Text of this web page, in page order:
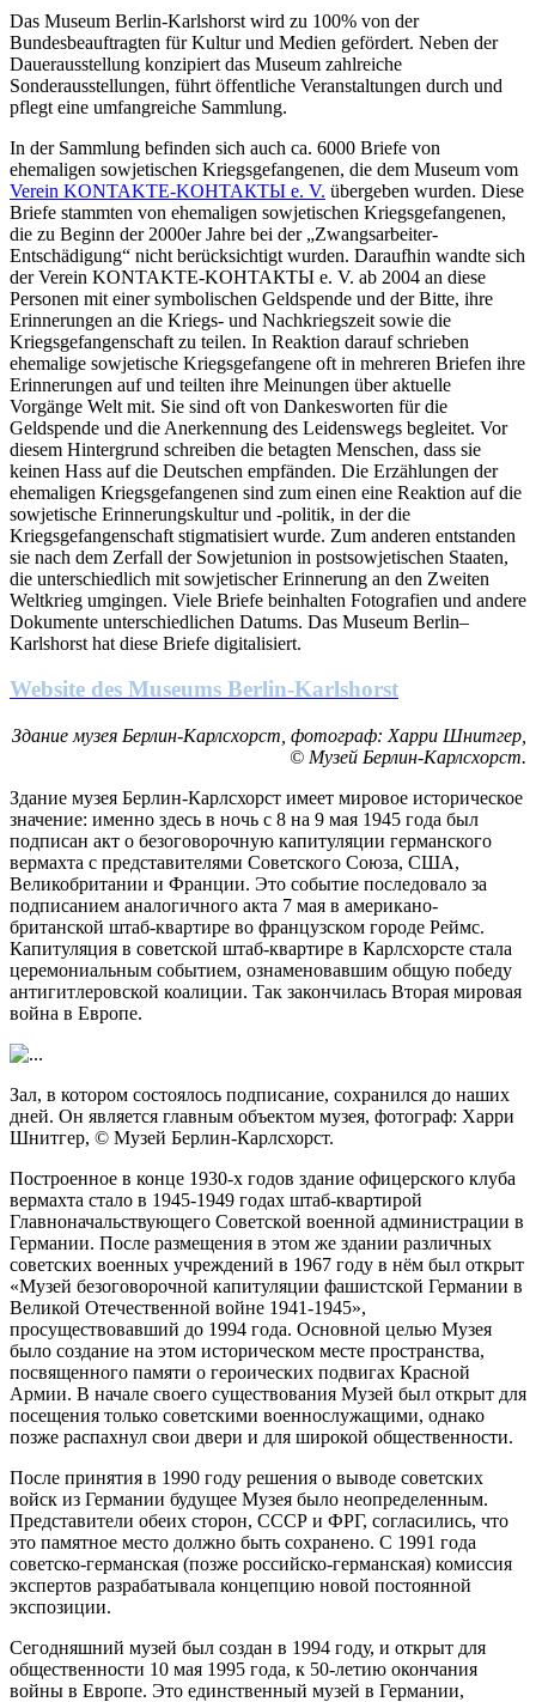
Das Museum Berlin-Karlshorst wird zu 100% von der
Bundesbeauftragten für Kultur und Medien gefördert. Neben der
Dauerausstellung konzipiert das Museum zahlreiche
Sonderausstellungen, führt öffentliche Veranstaltungen durch und
pflegt eine umfangreiche Sammlung.
In der Sammlung befinden sich auch ca. 6000 Briefe von
ehemaligen sowjetischen Kriegsgefangenen, die dem Museum vom
Verein KONTAKTE-KОНТАКТЫ e. V. übergeben wurden. Diese
Briefe stammten von ehemaligen sowjetischen Kriegsgefangenen,
die zu Beginn der 2000er Jahre bei der „Zwangsarbeiter-
Entschädigung“ nicht berücksichtigt wurden. Daraufhin wandte sich
der Verein KONTAKTE-KОНТАКТЫ e. V. ab 2004 an diese
Personen mit einer symbolischen Geldspende und der Bitte, ihre
Erinnerungen an die Kriegs- und Nachkriegszeit sowie die
Kriegsgefangenschaft zu teilen. In Reaktion darauf schrieben
ehemalige sowjetische Kriegsgefangene oft in mehreren Briefen ihre
Erinnerungen auf und teilten ihre Meinungen über aktuelle
Vorgänge Welt mit. Sie sind oft von Dankesworten für die
Geldspende und die Anerkennung des Leidenswegs begleitet. Vor
diesem Hintergrund schreiben die betagten Menschen, dass sie
keinen Hass auf die Deutschen empfänden. Die Erzählungen der
ehemaligen Kriegsgefangenen sind zum einen eine Reaktion auf die
sowjetische Erinnerungskultur und -politik, in der die
Kriegsgefangenschaft stigmatisiert wurde. Zum anderen entstanden
sie nach dem Zerfall der Sowjetunion in postsowjetischen Staaten,
die unterschiedlich mit sowjetischer Erinnerung an den Zweiten
Weltkrieg umgingen. Viele Briefe beinhalten Fotografien und andere
Dokumente unterschiedlichen Datums. Das Museum Berlin–
Karlshorst hat diese Briefe digitalisiert.
Website des Museums Berlin-Karlshorst
Здание музея Берлин-Карлсхорст, фотограф: Харри Шнитгер,
© Музей Берлин-Карлсхорст.
Здание музея Берлин-Карлсхорст имеет мировое историческое
значение: именно здесь в ночь с 8 на 9 мая 1945 года был
подписан акт о безоговорочную капитуляции германского
вермахта с представителями Советского Союза, США,
Великобритании и Франции. Это событие последовало за
подписанием аналогичного акта 7 мая в американо-
британской штаб-квартире во французском городе Реймс.
Капитуляция в советской штаб-квартире в Карлсхорсте стала
церемониальным событием, ознаменовавшим общую победу
антигитлеровской коалиции. Так закончилась Вторая мировая
война в Европе.
Зал, в котором состоялось подписание, сохранился до наших
дней. Он является главным объектом музея, фотограф: Харри
Шнитгер, © Музей Берлин-Карлсхорст.
Построенное в конце 1930-х годов здание офицерского клуба
вермахта стало в 1945-1949 годах штаб-квартирой
Главноначальствующего Советской военной администрации в
Германии. После размещения в этом же здании различных
советских военных учреждений в 1967 году в нём был открыт
«Музей безоговорочной капитуляции фашистской Германии в
Великой Отечественной войне 1941-1945»,
просуществовавший до 1994 года. Основной целью Музея
было создание на этом историческом месте пространства,
посвященного памяти о героических подвигах Красной
Армии. В начале своего существования Музей был открыт для
посещения только советскими военнослужащими, однако
позже распахнул свои двери и для широкой общественности.
После принятия в 1990 году решения о выводе советских
войск из Германии будущее Музея было неопределенным.
Представители обеих сторон, СССР и ФРГ, согласились, что
это памятное место должно быть сохранено. С 1991 года
советско-германская (позже российско-германская) комиссия
экспертов разрабатывала концепцию новой постоянной
экспозиции.
Сегодняшний музей был создан в 1994 году, и открыт для
общественности 10 мая 1995 года, к 50-летию окончания
войны в Европе. Это единственный музей в Германии,